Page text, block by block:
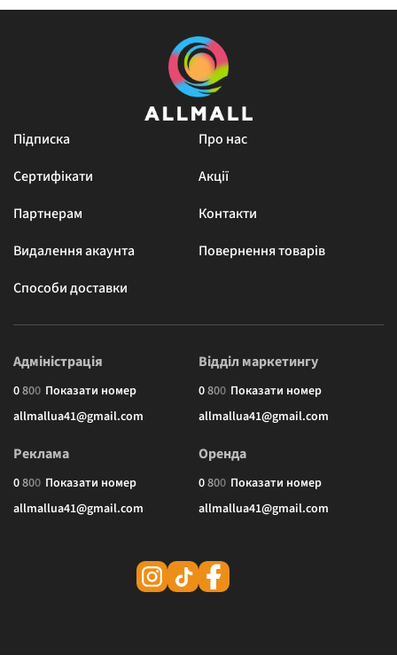
Підписка
Про нас
Сертифікати
Акції
Партнерам
Контакти
Видалення акаунта
Повернення товарів
Способи доставки
Адміністрація
0800 Показати номер
allmallua41@gmail.com
Відділ маркетингу
0800 Показати номер
allmallua41@gmail.com
Реклама
0800 Показати номер
allmallua41@gmail.com
Оренда
0800 Показати номер
allmallua41@gmail.com